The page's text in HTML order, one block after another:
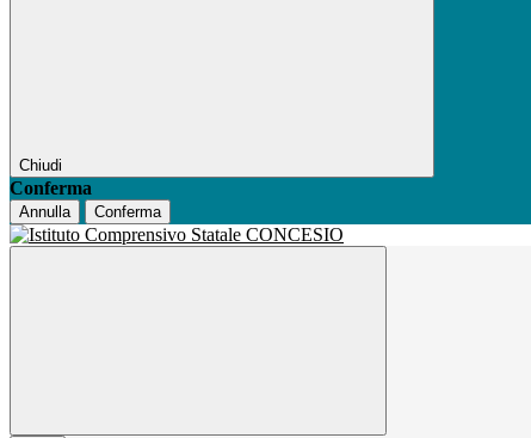
Chiudi
Conferma
Annulla Conferma